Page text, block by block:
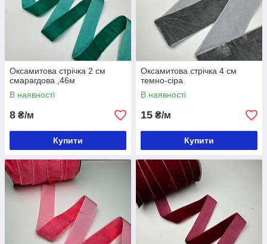
Оксамитова стрічка 2 см
смарагдова ,46м
В наявності
8 ₴/м
Купити
Оксамитова стрічка 4 см
темно-сіра
В наявності
15 ₴/м
Купити